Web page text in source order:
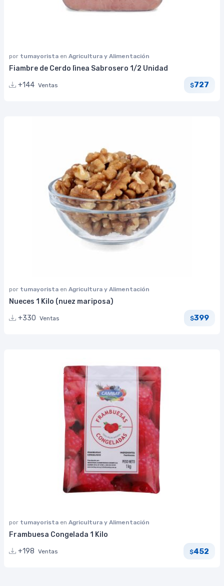
por tumayorista en Agricultura y Alimentación
Fiambre de Cerdo lìnea Sabrosero 1/2 Unidad
+144 Ventas $727
por tumayorista en Agricultura y Alimentación
Nueces 1 Kilo (nuez mariposa)
+330 Ventas $399
por tumayorista en Agricultura y Alimentación
Frambuesa Congelada 1 Kilo
+198 Ventas $452